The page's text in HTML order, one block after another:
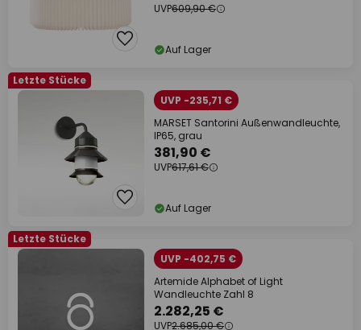
UVP609,90 €
Auf Lager
Letzte Stücke
UVP -235,71 €
MARSET Santorini Außenwandleuchte,
IP65, grau
381,90 €
UVP617,61 €
Auf Lager
Letzte Stücke
UVP -402,75 €
Artemide Alphabet of Light
Wandleuchte Zahl 8
2.282,25 €
UVP2.685,00 €